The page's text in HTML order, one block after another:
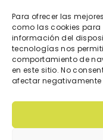
Para ofrecer las
como las cookies
información del
tecnologías nos
comportamiento de
en este sitio. No
afectar
Pago seguro
Tarjeta de crédito/
Transferencia
Bizum.